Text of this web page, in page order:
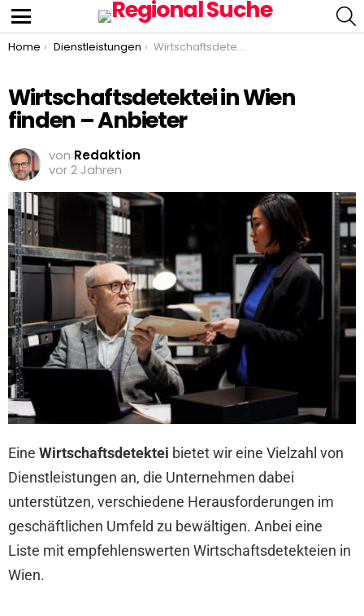
Menu
You are here:
Home Dienstleistungen Wirtschaftsdetektei in Wien finden – Anbieter
Wirtschaftsdetektei in Wien
finden – Anbieter
von Redaktion
vor 2 Jahren
Eine Wirtschaftsdetektei bietet wir eine Vielzahl von
Dienstleistungen an, die Unternehmen dabei
unterstützen, verschiedene Herausforderungen im
geschäftlichen Umfeld zu bewältigen. Anbei eine
Liste mit empfehlenswerten Wirtschaftsdetekteien in
Wien.